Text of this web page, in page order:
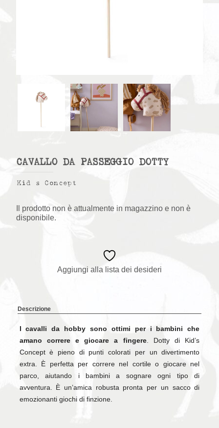
CAVALLO DA PASSEGGIO DOTTY
Kid s Concept
Il prodotto non è attualmente in magazzino e non è
disponibile.
Aggiungi alla lista dei desideri
Descrizione
I cavalli da hobby sono ottimi per i bambini che
amano correre e giocare a fingere. Dotty di Kid’s
Concept è pieno di punti colorati per un divertimento
extra. È perfetta per correre nel cortile o giocare nel
parco, aiutando i bambini a sognare ogni tipo di
avventura. È un’amica robusta pronta per un sacco di
emozionanti giochi di finzione.